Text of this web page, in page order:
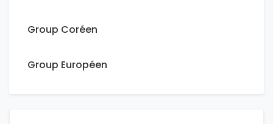
Group Coréen
Group Européen